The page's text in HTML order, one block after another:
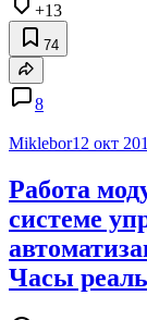
+13
74
8
Miklebor12 окт
Работа
системе
Часы